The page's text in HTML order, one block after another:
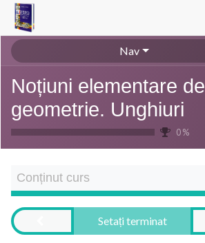
Nav
Noțiuni elementare de
geometrie. Unghiuri
0 %
Conținut curs
Setați terminat